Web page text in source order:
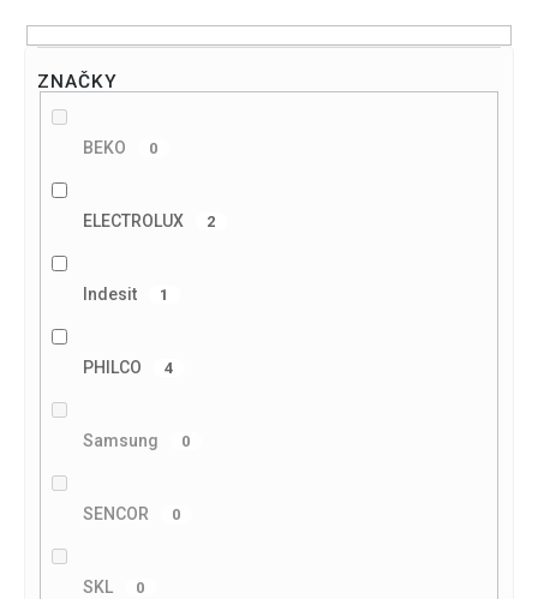
ZNAČKY
BEKO 0
ELECTROLUX 2
Indesit 1
PHILCO 4
Samsung 0
SENCOR 0
SKL 0